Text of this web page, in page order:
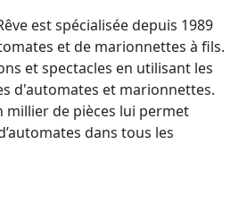
est spécialisée depuis 1989
et de marionnettes à fils.
et spectacles en utilisant les
d'automates et marionnettes.
millier de pièces lui permet
dans tous les